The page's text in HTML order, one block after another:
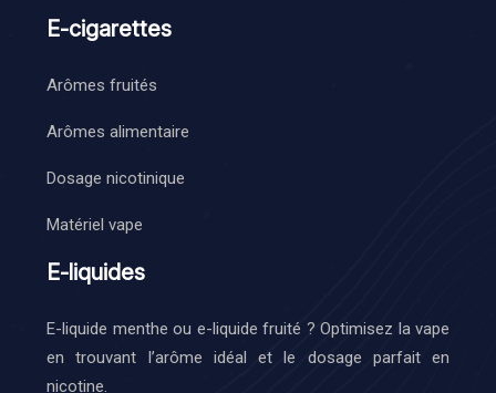
E-cigarettes
Arômes fruités
Arômes alimentaire
Dosage nicotinique
Matériel vape
E-liquides
E-liquide menthe ou e-liquide fruité ? Optimisez la vape
en trouvant l’arôme idéal et le dosage parfait en
nicotine.